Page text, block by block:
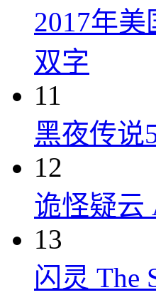
2017年
双字
11
黑夜传说
12
诡怪疑云
13
闪灵 The